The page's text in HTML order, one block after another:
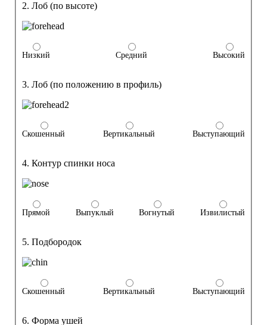
2. Лоб (по высоте)
Низкий Средний Высокий
3. Лоб (по положению в профиль)
Скошенный Вертикальный Выступающий
4. Контур спинки носа
Прямой Выпуклый Вогнутый Извилистый
5. Подбородок
Скошенный Вертикальный Выступающий
6. Форма ушей